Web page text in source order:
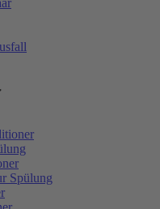
Spülung